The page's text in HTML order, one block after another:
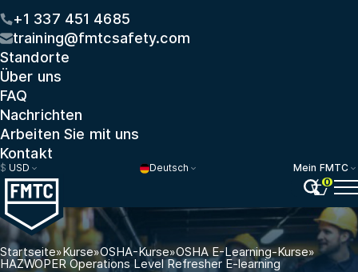
+1 337 451 4685
training@fmtcsafety.com
Standorte
Über uns
FAQ
Nachrichten
Arbeiten Sie mit uns
Kontakt
$ USD Deutsch
Mein FMTC
0
Startseite»Kurse»OSHA-Kurse»OSHA E-Learning-Kurse»
HAZWOPER Operations Level Refresher E-learning